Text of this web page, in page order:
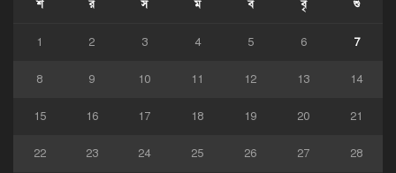
শ র স ম ব বৃ শু
1 2 3 4 5 6 7
8 9 10 11 12 13 14
15 16 17 18 19 20 21
22 23 24 25 26 27 28